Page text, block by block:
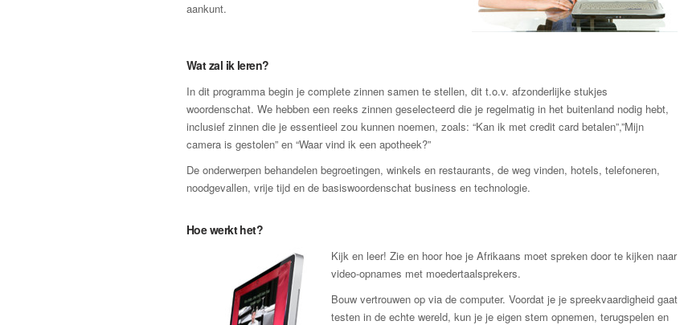
aankunt.
Wat zal ik leren?
In dit programma begin je complete zinnen samen te stellen, dit t.o.v. afzonderlijke stukjes
woordenschat. We hebben een reeks zinnen geselecteerd die je regelmatig in het buitenland nodig hebt,
inclusief zinnen die je essentieel zou kunnen noemen, zoals: “Kan ik met credit card betalen”,”Mijn
camera is gestolen” en “Waar vind ik een apotheek?”
De onderwerpen behandelen begroetingen, winkels en restaurants, de weg vinden, hotels, telefoneren,
noodgevallen, vrije tijd en de basiswoordenschat business en technologie.
Hoe werkt het?
Kijk en leer! Zie en hoor hoe je Afrikaans moet spreken door te kijken naar
video-opnames met moedertaalsprekers.
Bouw vertrouwen op via de computer. Voordat je je spreekvaardigheid gaat
testen in de echte wereld, kun je je eigen stem opnemen, terugspelen en